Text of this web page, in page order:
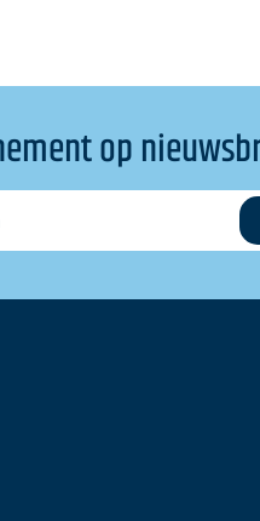
op